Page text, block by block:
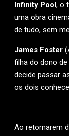
Infinity Pool, o
uma obra
de tudo, sem
James Foster
filha do dono
decide passar
os dois
Ao retornarem